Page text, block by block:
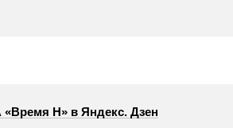
Н» в Яндекс. Дзен